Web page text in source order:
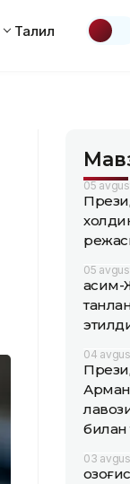
Таҳлил
05
05
04
билан
03